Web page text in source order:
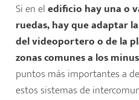
Si en eledificio hay una o
ruedas, hay que adaptar
del videoportero o de la
zonas comunes a los
puntos más importantes a
estos sistemas de